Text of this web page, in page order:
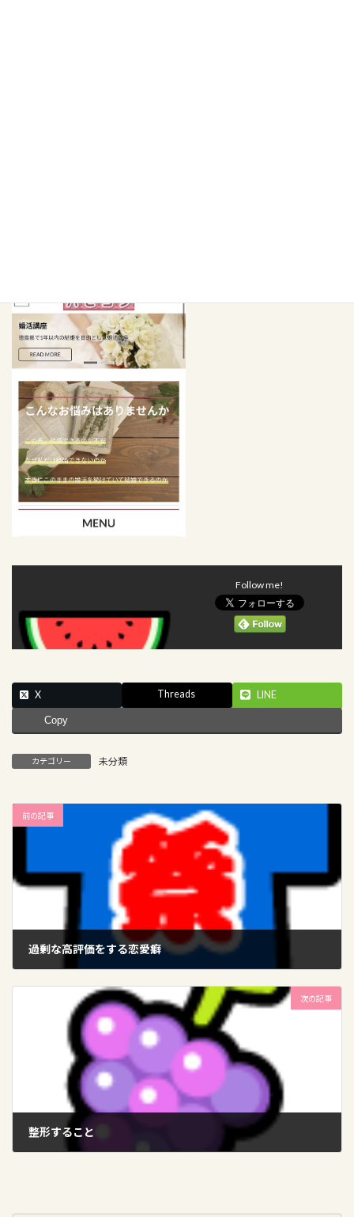
Follow me!
X Threads LINE
Copy
カテゴリー 未分類
前の記事
過剰な高評価をする恋愛癖
次の記事
整形すること